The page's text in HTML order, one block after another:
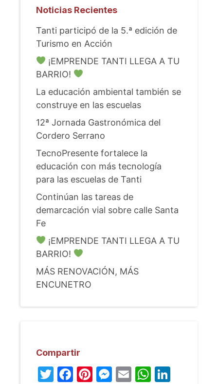
Noticias Recientes
Tanti participó de la 5.ª edición de
Turismo en Acción
¡EMPRENDE TANTI LLEGA A TU
BARRIO!
La educación ambiental también se
construye en las escuelas
12ª Jornada Gastronómica del
Cordero Serrano
TecnoPresente fortalece la
educación con más tecnología
para las escuelas de Tanti
Continúan las tareas de
demarcación vial sobre calle Santa
Fe
¡EMPRENDE TANTI LLEGA A TU
BARRIO!
MÁS RENOVACIÓN, MÁS
ENCUNETRO
Compartir
Twitter
Facebook
Pinterest
Messenger
Email